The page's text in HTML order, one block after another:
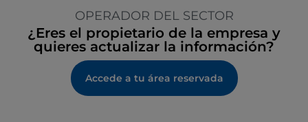
OPERADOR DEL SECTOR
¿Eres el propietario de la empresa y
quieres actualizar la información?
Accede a tu área reservada